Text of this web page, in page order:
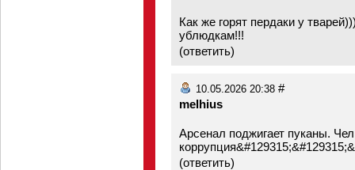
Как же горят пердаки у
ублюдкам!!!
(ответить)
10.05.2026 20:38 #
melhius
Арсенал поджигает пуканы. Чел
(ответить)